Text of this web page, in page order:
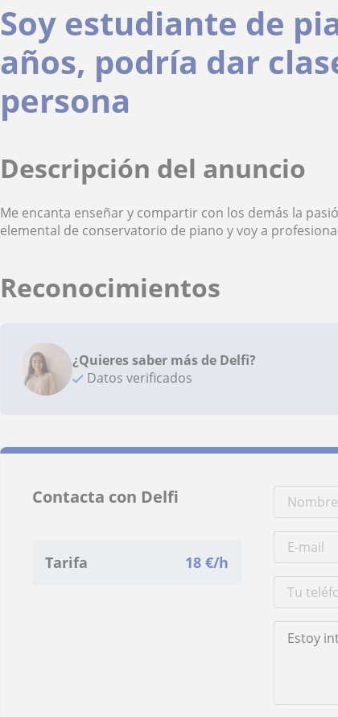
Soy estudiante de
años, podría dar
persona
Descripción del anuncio
Me encanta enseñar y compartir con los demás la
elemental de conservatorio de piano y voy a
Reconocimientos
¿Quieres saber más de Delfi?
Datos verificados
Contacta con Delfi
Tarifa 18 €/h